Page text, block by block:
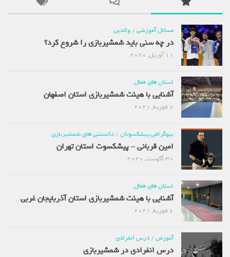
مسائل آموزشی/والدین
در چه سنی باید شمشیربازی را شروع کرد؟
استان های فعال
آشنایی با هیئت شمشیربازی استان اصفهان
بیوگرافی پیشکسوتان/دانستنی های شمشیربازی
امین قربانی – پیشکسوت استان تهران
استان های فعال
آشنایی با هیئت شمشیربازی استان آذربایجان غربی
آموزش/درس انفرادی
درس انفرادی در شمشیربازی